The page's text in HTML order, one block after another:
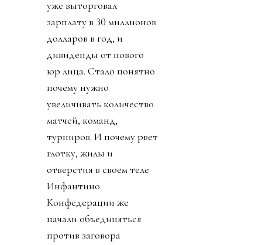
Великобритании
заявляют о
необходимости убрать
Инфантино из ФИФА.
День 5. Пришли новости